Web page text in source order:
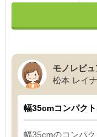
モノレビ
松本 レイナ
幅35cmコンパク
幅35cmのコンパ